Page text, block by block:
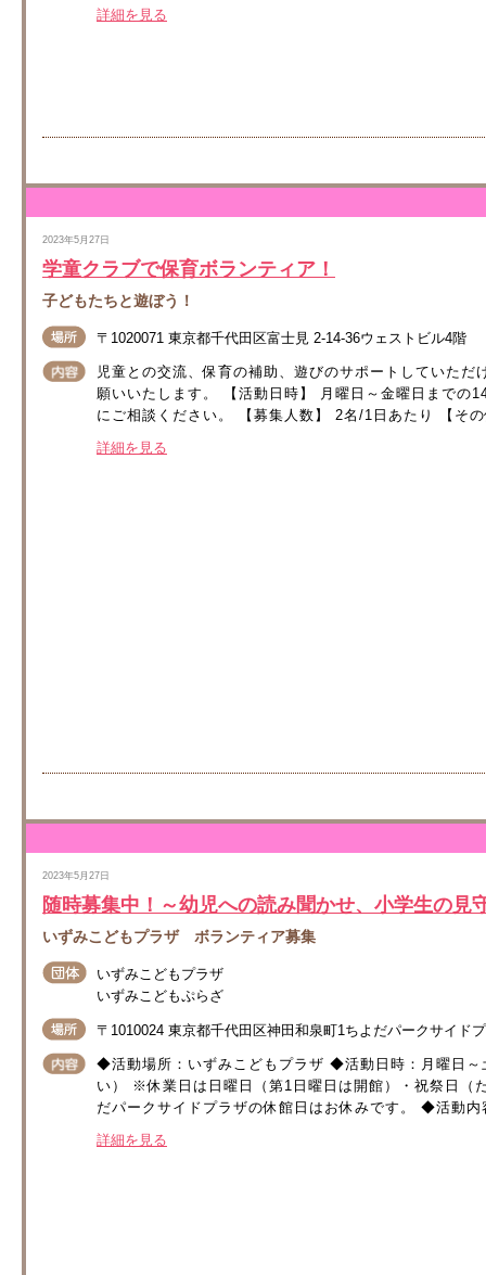
詳細を見る
2023年5月27日
学童クラブで保育ボランティア！
子どもたちと遊ぼう！
〒1020071 東京都千代田区富士見 2-14-36ウェストビル4階
児童との交流、保育の補助、遊びのサポートしていた
願いいたします。 【活動日時】 月曜日～金曜日まで
にご相談ください。 【募集人数】 2名/1日あたり 【そ
詳細を見る
2023年5月27日
随時募集中！～幼児への読み聞かせ、小学生の見
いずみこどもプラザ ボランティア募集
いずみこどもプラザ
いずみこどもぷらざ
〒1010024 東京都千代田区神田和泉町1ちよだパークサイド
◆活動場所：いずみこどもプラザ ◆活動日時：月曜日
い） ※休業日は日曜日（第1日曜日は開館）・祝祭日（
だパークサイドプラザの休館日はお休みです。 ◆活動
詳細を見る